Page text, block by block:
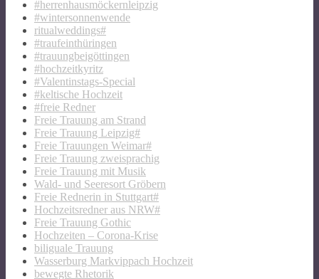
#herrenhausmöckernleipzig
#wintersonnenwende
ritualweddings#
#traufeinthüringen
#trauungbeigöttingen
#hochzeitkyritz
#Valentinstags-Special
#keltische Hochzeit
#freie Redner
Freie Trauung am Strand
Freie Trauung Leipzig#
Freie Trauungen Weimar#
Freie Trauung zweisprachig
Freie Trauung mit Musik
Wald- und Seeresort Gröbern
Freie Rednerin in Stuttgart#
Hochzeitsredner aus NRW#
Freie Trauung Gothic
Hochzeiten – Corona-Krise
biliguale Trauung
Wasserburg Markvippach Hochzeit
bewegte Rhetorik